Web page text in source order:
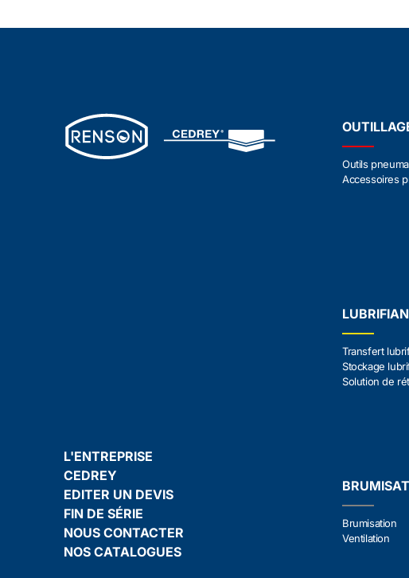
L'ENTREPRISE
CEDREY
EDITER UN DEVIS
FIN DE SÉRIE
NOUS CONTACTER
NOS CATALOGUES
Outils
Accessoires
Transfert
Stockage
Solution de
Brumisation
Ventilation